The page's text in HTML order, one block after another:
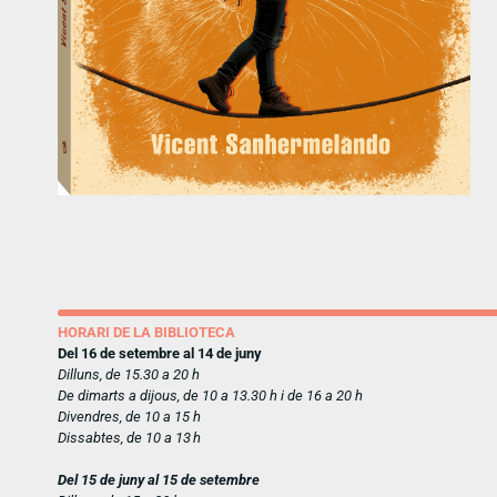
HORARI DE LA BIBLIOTECA
Del 16 de setembre al 14 de juny
Dilluns, de 15.30 a 20 h
De dimarts a dijous, de 10 a 13.30 h i de 16 a 20 h
Divendres, de 10 a 15 h
Dissabtes, de 10 a 13 h
Del 15 de juny al 15 de setembre